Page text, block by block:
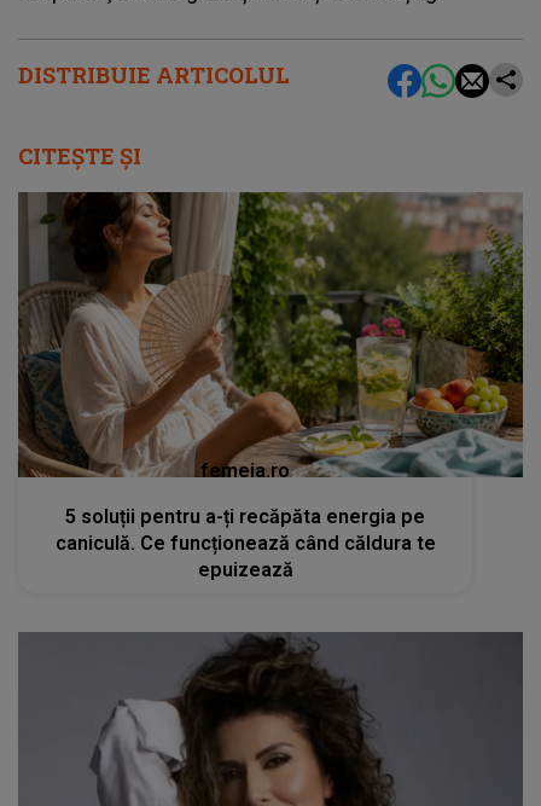
DISTRIBUIE ARTICOLUL
CITEȘTE ȘI
femeia.ro
5 soluții pentru a-ți recăpăta energia pe
caniculă. Ce funcționează când căldura te
epuizează